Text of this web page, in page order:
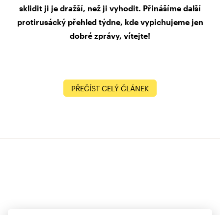
sklidit ji je dražší, než ji vyhodit. Přinášíme další
protirusácký přehled týdne, kde vypichujeme jen
dobré zprávy, vítejte!
PŘEČÍST CELÝ ČLÁNEK